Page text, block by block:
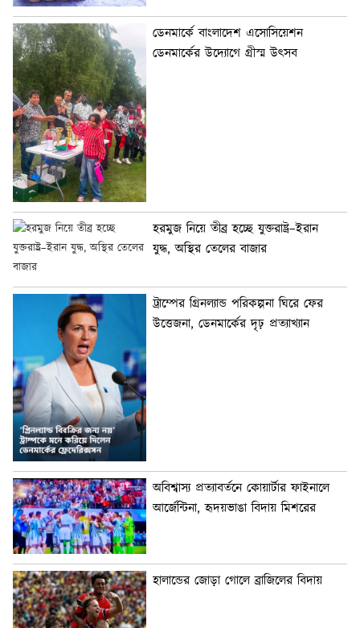
ডেনমার্কে বাংলাদেশ এসোসিয়েশন
ডেনমার্কের উদ্যোগে গ্রীস্ম উৎসব
হরমুজ নিয়ে তীব্র হচ্ছে যুক্তরাষ্ট্র–ইরান
যুদ্ধ, অস্থির তেলের বাজার
ট্রাম্পের গ্রিনল্যান্ড পরিকল্পনা ঘিরে ফের
উত্তেজনা, ডেনমার্কের দৃঢ় প্রত্যাখ্যান
অবিশ্বাস্য প্রত্যাবর্তনে কোয়ার্টার ফাইনালে
আর্জেন্টিনা, হৃদয়ভাঙা বিদায় মিশরের
হালান্ডের জোড়া গোলে ব্রাজিলের বিদায়